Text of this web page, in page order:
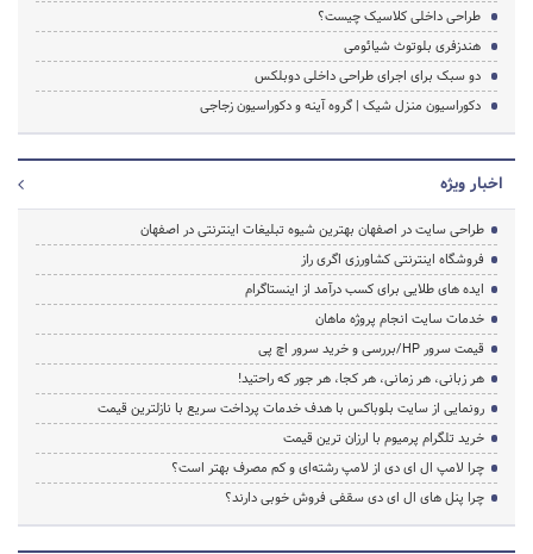
طراحی داخلی کلاسیک چیست؟
هندزفری بلوتوث شیائومی
دو سبک برای اجرای طراحی داخلی دوبلکس
دکوراسیون منزل شیک | گروه آینه و دکوراسیون زجاجی
اخبار ویژه
طراحی سایت در اصفهان بهترین شیوه تبلیغات اینترنتی در اصفهان
فروشگاه اینترنتی کشاورزی اگری راز
ایده های طلایی برای کسب درآمد از اینستاگرام
خدمات سایت انجام پروژه ماهان
قیمت سرور HP/بررسی و خرید سرور اچ پی
هر زبانی، هر زمانی، هر کجا، هر جور که راحتید!
رونمایی از سایت بلوباکس با هدف خدمات پرداخت سریع با نازلترین قیمت
خرید تلگرام پرمیوم با ارزان ترین قیمت
چرا لامپ ال ای دی از لامپ رشته‌ای و کم مصرف بهتر است؟
چرا پنل های ال ای دی سقفی فروش خوبی دارند؟